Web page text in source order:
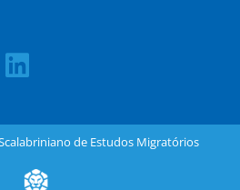
de Estudos Migratórios